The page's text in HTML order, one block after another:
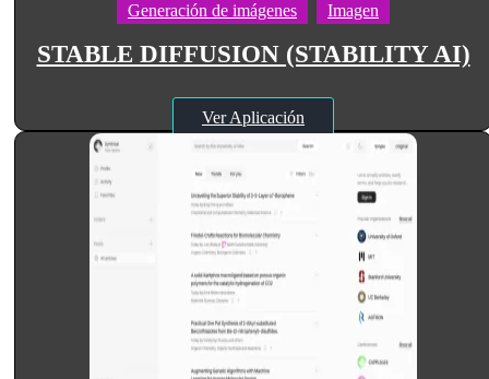
Generación de imágenes Imagen
STABLE DIFFUSION (STABILITY AI)
Ver Aplicación